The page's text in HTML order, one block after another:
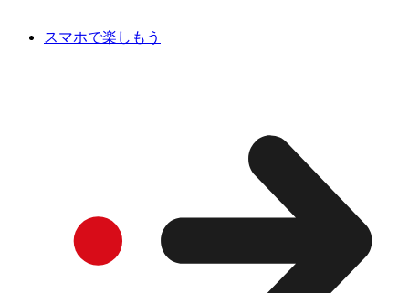
スマホで楽しもう